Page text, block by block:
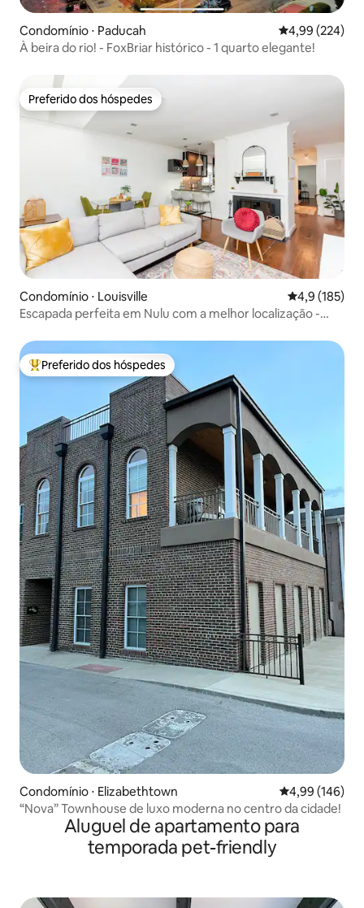
Condomínio ⋅ Paducah 4,99 de uma
4,99 (224)
À beira do rio! - FoxBriar histórico - 1 quarto elegante!
Preferido dos hóspedes
Preferido dos hóspedes
Condomínio ⋅ Louisville 4,9 de uma
4,9 (185)
Escapada perfeita em Nulu com a melhor localização -
Entre os melhores preferidos dos hóspedes
Preferido dos hóspedes
Condomínio ⋅ Elizabethtown 4,99 de uma
4,99 (146)
“Nova” Townhouse de luxo moderna no centro da cidade!
Aluguel de apartamento para
temporada pet-friendly